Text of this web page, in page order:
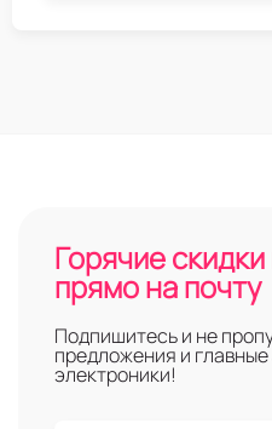
Горячие
прямо на почту
Подпишитесь и не
предложения и
электроники!